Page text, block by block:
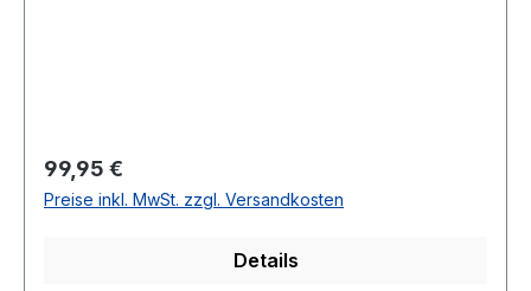
Regulärer Preis:
99,95 €
Preise inkl. MwSt. zzgl. Versandkosten
Details